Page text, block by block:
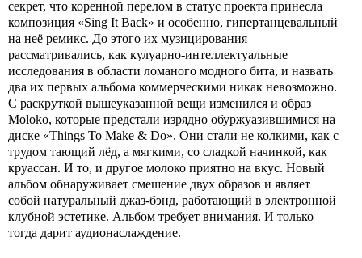
секрет, что коренной перелом в статус проекта принесла
композиция «Sing It Back» и особенно, гипертанцевальный
на неё ремикс. До этого их музицирования
рассматривались, как кулуарно-интеллектуальные
исследования в области ломаного модного бита, и назвать
два их первых альбома коммерческими никак невозможно.
С раскруткой вышеуказанной вещи изменился и образ
Moloko, которые предстали изрядно обуржуазившимися на
диске «Things To Make & Do». Они стали не колкими, как с
трудом тающий лёд, а мягкими, со сладкой начинкой, как
круассан. И то, и другое молоко приятно на вкус. Новый
альбом обнаруживает смешение двух образов и являет
собой натуральный джаз-бэнд, работающий в электронной
клубной эстетике. Альбом требует внимания. И только
тогда дарит аудионаслаждение.